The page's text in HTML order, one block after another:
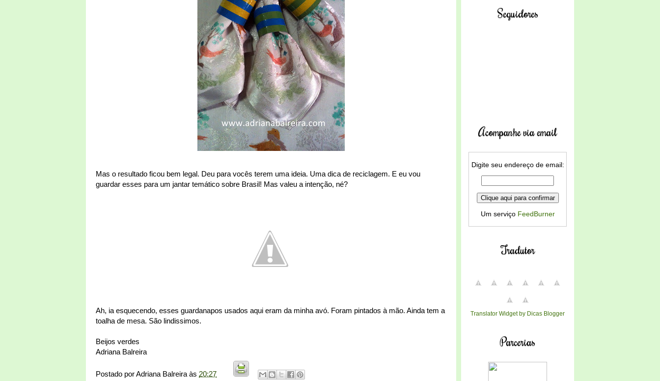
Mas o resultado ficou bem legal. Deu para vocês terem uma ideia. Uma dica de reciclagem. E eu vou
guardar esses para um jantar temático sobre Brasil! Mas valeu a intenção, né?
Ah, ia esquecendo, esses guardanapos usados aqui eram da minha avó. Foram pintados à mão. Ainda tem a
toalha de mesa. São lindissimos.
Beijos verdes
Adriana Balreira
Postado porAdriana Balreira às 20:27
Seguidores
Acompanhe via email
Digite seu endereço de email:
Um serviço FeedBurner
Tradutor
Translator Widget by Dicas Blogger
Parcerias